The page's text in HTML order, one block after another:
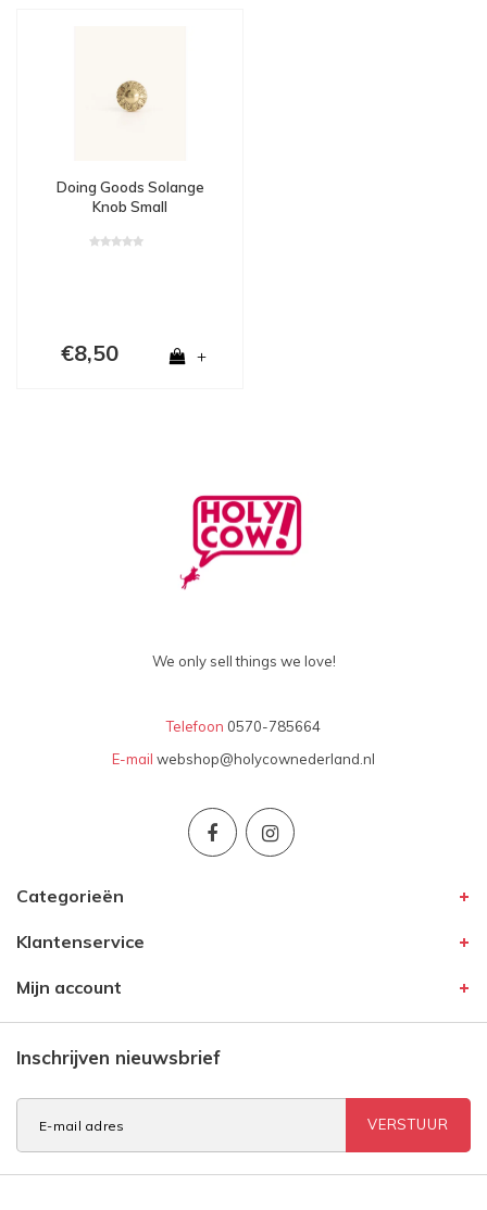
Doing Goods Solange
Knob Small
€8,50 +
We only sell things we love!
Telefoon 0570-785664
E-mail webshop@holycownederland.nl
Categorieën
Klantenservice
Mijn account
Inschrijven nieuwsbrief
VERSTUUR